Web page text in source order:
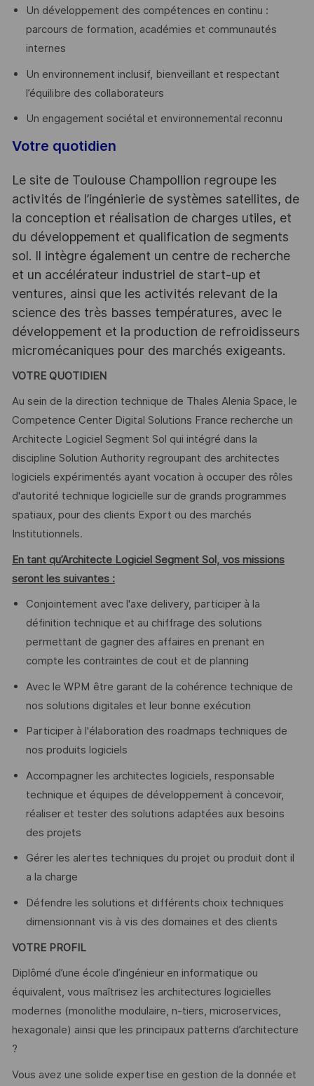
Un développement des compétences en continu :
parcours de formation, académies et communautés
internes
Un environnement inclusif, bienveillant et respectant
l’équilibre des collaborateurs
Un engagement sociétal et environnemental reconnu
Votre quotidien
Le site de Toulouse Champollion regroupe les
activités de l’ingénierie de systèmes satellites, de
la conception et réalisation de charges utiles, et
du développement et qualification de segments
sol. Il intègre également un centre de recherche
et un accélérateur industriel de start-up et
ventures, ainsi que les activités relevant de la
science des très basses températures, avec le
développement et la production de refroidisseurs
micromécaniques pour des marchés exigeants.
VOTRE QUOTIDIEN
Au sein de la direction technique de Thales Alenia Space, le
Competence Center Digital Solutions France recherche un
Architecte Logiciel Segment Sol qui intégré dans la
discipline Solution Authority regroupant des architectes
logiciels expérimentés ayant vocation à occuper des rôles
d'autorité technique logicielle sur de grands programmes
spatiaux, pour des clients Export ou des marchés
Institutionnels.
En tant qu’Architecte Logiciel Segment Sol, vos missions
seront les suivantes :
Conjointement avec l'axe delivery, participer à la
définition technique et au chiffrage des solutions
permettant de gagner des affaires en prenant en
compte les contraintes de cout et de planning
Avec le WPM être garant de la cohérence technique de
nos solutions digitales et leur bonne exécution
Participer à l'élaboration des roadmaps techniques de
nos produits logiciels
Accompagner les architectes logiciels, responsable
technique et équipes de développement à concevoir,
réaliser et tester des solutions adaptées aux besoins
des projets
Gérer les alertes techniques du projet ou produit dont il
a la charge
Défendre les solutions et différents choix techniques
dimensionnant vis à vis des domaines et des clients
VOTRE PROFIL
Diplômé d’une école d’ingénieur en informatique ou
équivalent, vous maîtrisez les architectures logicielles
modernes (monolithe modulaire, n-tiers, microservices,
hexagonale) ainsi que les principaux patterns d’architecture
?
Vous avez une solide expertise en gestion de la donnée et